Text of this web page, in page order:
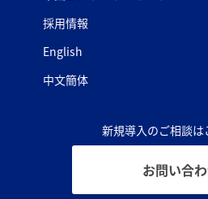
採用情報
English
中文簡体
新規導入のご相談は
お問い合